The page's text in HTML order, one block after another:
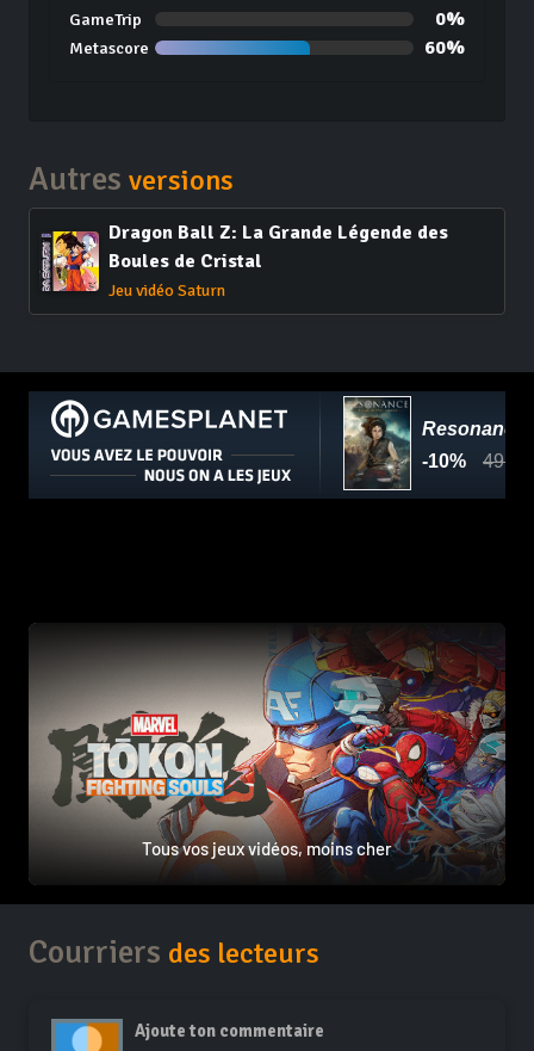
GameTrip 0%
Metascore 60%
Autres versions
Dragon Ball Z: La Grande Légende des
Boules de Cristal
Jeu vidéo Saturn
Tous vos jeux vidéos, moins cher
Courriers des lecteurs
Ajoute ton commentaire